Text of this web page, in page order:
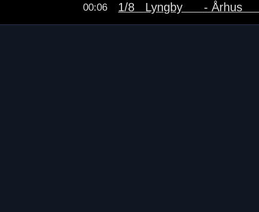
00:06 1/8   Lyngby      - Århus